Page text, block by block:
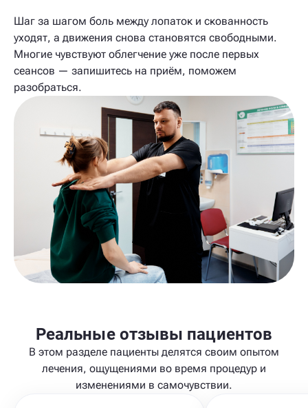
Шаг за шагом боль между лопаток и скованность
уходят, а движения снова становятся свободными.
Многие чувствуют облегчение уже после первых
сеансов — запишитесь на приём, поможем
разобраться.
Реальные отзывы пациентов
В этом разделе пациенты делятся своим опытом
лечения, ощущениями во время процедур и
изменениями в самочувствии.